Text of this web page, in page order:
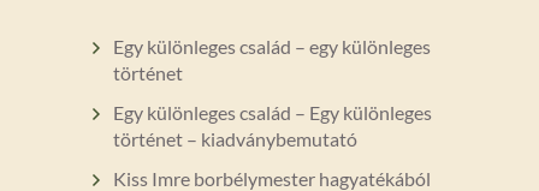
Egy különleges család – egy különleges
történet
Egy különleges család – Egy különleges
történet – kiadványbemutató
Kiss Imre borbélymester hagyatékából